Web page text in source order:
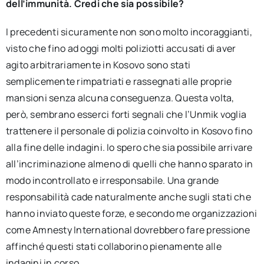
dell’immunità. Credi che sia possibile?
I precedenti sicuramente non sono molto incoraggianti,
visto che fino ad oggi molti poliziotti accusati di aver
agito arbitrariamente in Kosovo sono stati
semplicemente rimpatriati e rassegnati alle proprie
mansioni senza alcuna conseguenza. Questa volta,
però, sembrano esserci forti segnali che l’Unmik voglia
trattenere il personale di polizia coinvolto in Kosovo fino
alla fine delle indagini. Io spero che sia possibile arrivare
all’incriminazione almeno di quelli che hanno sparato in
modo incontrollato e irresponsabile. Una grande
responsabilità cade naturalmente anche sugli stati che
hanno inviato queste forze, e secondo me organizzazioni
come Amnesty International dovrebbero fare pressione
affinché questi stati collaborino pienamente alle